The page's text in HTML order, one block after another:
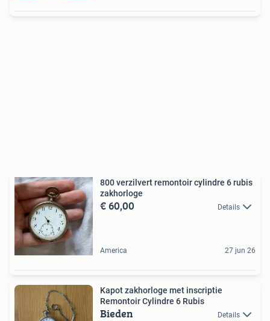
800 verzilvert remontoir cylindre 6 rubis
zakhorloge
€ 60,00 Details
America 27 jun 26
Kapot zakhorloge met inscriptie
Remontoir Cylindre 6 Rubis
Bieden Details